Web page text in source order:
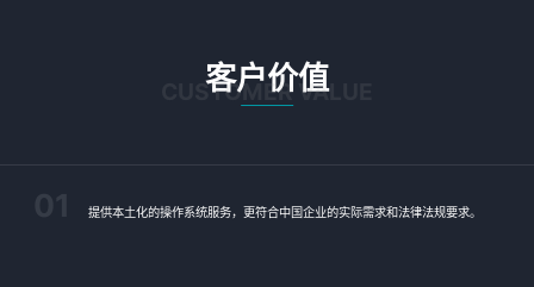
客户价值
CUSTOMER VALUE
提供本土化的操作系统服务，更符合中国企业的实际需求和法律法规要求。